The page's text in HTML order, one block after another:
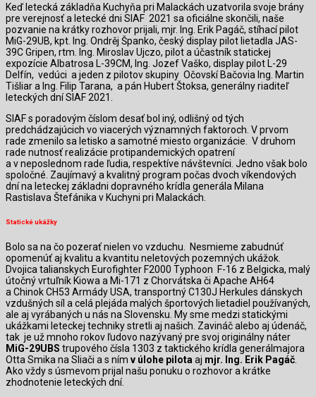
Keď letecká základňa Kuchyňa pri Malackách uzatvorila svoje brány
pre verejnosť a letecké dni SIAF 2021 sa oficiálne skončili, naše
pozvanie na krátky rozhovor prijali, mjr. Ing. Erik Pagáč, stíhací pilot
MiG-29UB, kpt. Ing. Ondrěj Španko, český display pilot lietadla JAS-
39C Gripen, rtm. Ing. Miroslav Ujczo, pilot a účastník statickej
expozície Albatrosa L-39CM, Ing. Jozef Vaško, display pilot L-29
Delfín, vedúci a jeden z pilotov skupiny Očovskí Bačovia Ing. Martin
Tišliar a Ing. Filip Tarana, a pán Hubert Štoksa, generálny riaditeľ
leteckých dní SIAF 2021.
SIAF s poradovým číslom desať bol iný, odlišný od tých
predchádzajúcich vo viacerých významných faktoroch. V prvom
rade zmenilo sa letisko a samotné miesto organizácie. V druhom
rade nutnosť realizácie protipandemických opatrení
a v neposlednom rade ľudia, respektíve návštevníci. Jedno však bolo
spoločné. Zaujímavý a kvalitný program počas dvoch víkendových
dní na leteckej základni dopravného krídla generála Milana
Rastislava Štefánika v Kuchyni pri Malackách.
Statické ukážky
Bolo sa na čo pozerať nielen vo vzduchu. Nesmieme zabudnúť
opomenúť aj kvalitu a kvantitu neletových pozemných ukážok.
Dvojica talianskych Eurofighter F2000 Typhoon F-16 z Belgicka, malý
útočný vrtuľník Kiowa a Mi-171 z Chorvátska či Apache AH64
a Chinok CH53 Armády USA, transportný C130J Herkules dánskych
vzdušných síl a celá plejáda malých športových lietadiel používaných,
ale aj vyrábaných u nás na Slovensku. My sme medzi statickými
ukážkami leteckej techniky stretli aj našich. Zavináč alebo aj údenáč,
tak je už mnoho rokov ľudovo nazývaný pre svoj originálnynáter
MiG-29UBS trupového čísla 1303 z taktického krídla generálmajora
Otta Smika na Sliači a s ním v úlohe pilota aj mjr. Ing. Erik Pagáč
Ako vždy s úsmevom prijal našu ponuku o rozhovor a krátke
zhodnotenie leteckých dní.